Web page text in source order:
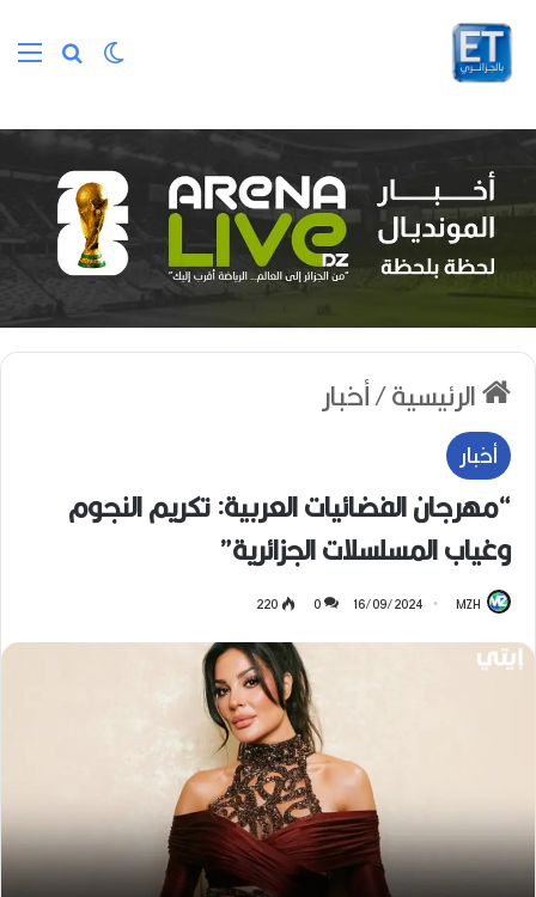
بحث عن
الوضع المظلم
الرئيسية/أخبار
أخبار
“مهرجان الفضائيات العربية: تكريم النجوم
وغياب المسلسلات الجزائرية”
MZH
16/09/2024
0
220